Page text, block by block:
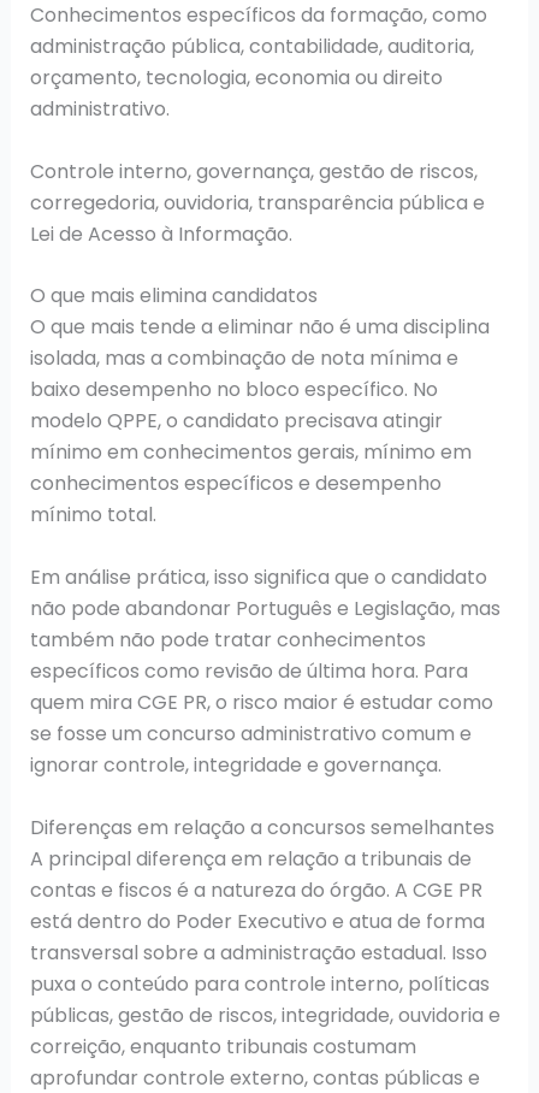
Conhecimentos específicos da formação, como
administração pública, contabilidade, auditoria,
orçamento, tecnologia, economia ou direito
administrativo.
Controle interno, governança, gestão de riscos,
corregedoria, ouvidoria, transparência pública e
Lei de Acesso à Informação.
O que mais elimina candidatos
O que mais tende a eliminar não é uma disciplina
isolada, mas a combinação de nota mínima e
baixo desempenho no bloco específico. No
modelo QPPE, o candidato precisava atingir
mínimo em conhecimentos gerais, mínimo em
conhecimentos específicos e desempenho
mínimo total.
Em análise prática, isso significa que o candidato
não pode abandonar Português e Legislação, mas
também não pode tratar conhecimentos
específicos como revisão de última hora. Para
quem mira CGE PR, o risco maior é estudar como
se fosse um concurso administrativo comum e
ignorar controle, integridade e governança.
Diferenças em relação a concursos semelhantes
A principal diferença em relação a tribunais de
contas e fiscos é a natureza do órgão. A CGE PR
está dentro do Poder Executivo e atua de forma
transversal sobre a administração estadual. Isso
puxa o conteúdo para controle interno, políticas
públicas, gestão de riscos, integridade, ouvidoria e
correição, enquanto tribunais costumam
aprofundar controle externo, contas públicas e